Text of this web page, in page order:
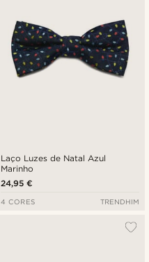
Laço Luzes de Natal Azul
Marinho
24,95 €
4 CORES TRENDHIM